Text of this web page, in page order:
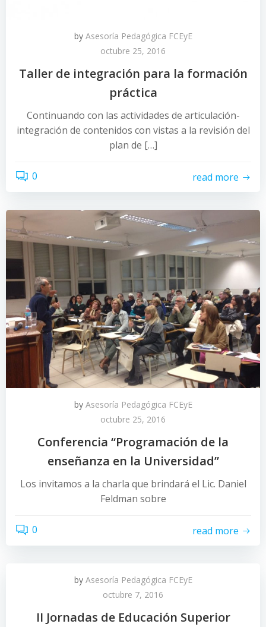
by Asesoría Pedagógica FCEyE
octubre 25, 2016
Taller de integración para la formación
práctica
Continuando con las actividades de articulación-
integración de contenidos con vistas a la revisión del
plan de […]
0 read more
by Asesoría Pedagógica FCEyE
octubre 25, 2016
Conferencia “Programación de la
enseñanza en la Universidad”
Los invitamos a la charla que brindará el Lic. Daniel
Feldman sobre
0 read more
by Asesoría Pedagógica FCEyE
octubre 7, 2016
II Jornadas de Educación Superior